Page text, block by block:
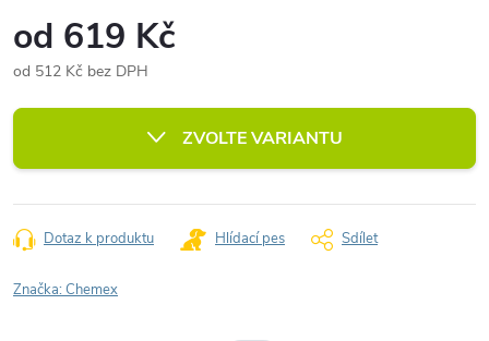
od 619 Kč
od 512 Kč bez DPH
cena:
ZVOLTE VARIANTU
Dotaz k produktu Hlídací pes Sdílet
Značka:Chemex